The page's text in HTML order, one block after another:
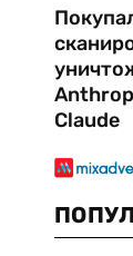
Claude